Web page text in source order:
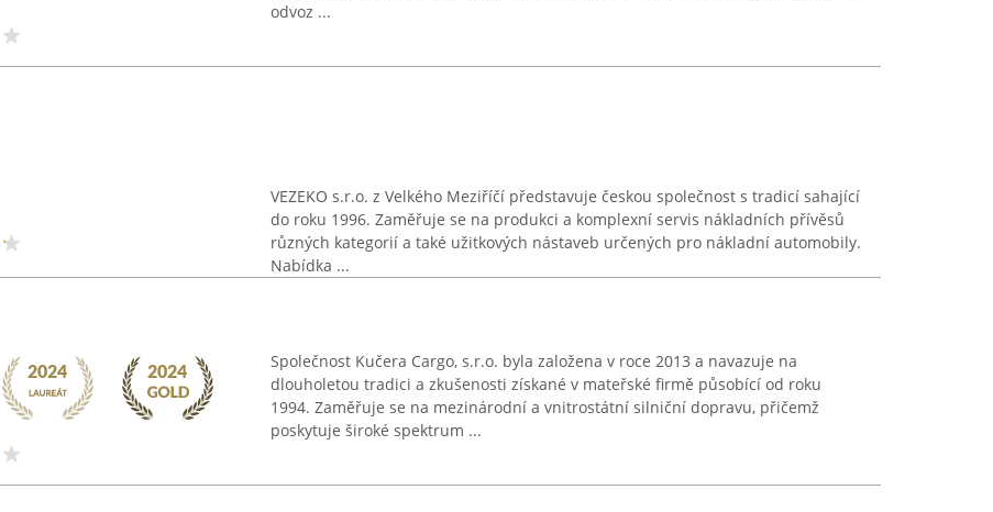
odvoz ...
VEZEKO s.r.o. z Velkého Meziříčí představuje českou společnost s tradicí sahající
do roku 1996. Zaměřuje se na produkci a komplexní servis nákladních přívěsů
různých kategorií a také užitkových nástaveb určených pro nákladní automobily.
Nabídka ...
Společnost Kučera Cargo, s.r.o. byla založena v roce 2013 a navazuje na
dlouholetou tradici a zkušenosti získané v mateřské firmě působící od roku
1994. Zaměřuje se na mezinárodní a vnitrostátní silniční dopravu, přičemž
poskytuje široké spektrum ...